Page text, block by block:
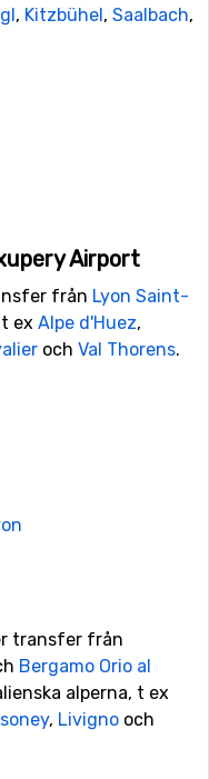
, Kitzbühel, Saalbach,
Airport
från Lyon Saint-
ex Alpe d'Huez,
och Val Thorens.
transfer från
Bergamo Orio al
alperna, t ex
, Livigno och